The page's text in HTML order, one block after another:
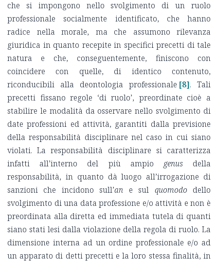
che si impongono nello svolgimento di un ruolo
professionale socialmente identificato, che hanno
radice nella morale, ma che assumono rilevanza
giuridica in quanto recepite in specifici precetti di tale
natura e che, conseguentemente, finiscono con
coincidere con quelle, di identico contenuto,
riconducibili alla deontologia professionale [8]. Tali
precetti fissano regole ‘di ruolo’, preordinate cioè a
stabilire le modalità da osservare nello svolgimento di
date professioni ed attività, garantiti dalla previsione
della responsabilità disciplinare nel caso in cui siano
violati. La responsabilità disciplinare si caratterizza
infatti all’interno del più ampio genusdella
responsabilità, in quanto dà luogo all’irrogazione di
sanzioni che incidono sull’an e sul quomodo dello
svolgimento di una data professione e/o attività e non è
preordinata alla diretta ed immediata tutela di quanti
siano stati lesi dalla violazione della regola di ruolo. La
dimensione interna ad un ordine professionale e/o ad
un apparato di detti precetti e la loro stessa finalità, in